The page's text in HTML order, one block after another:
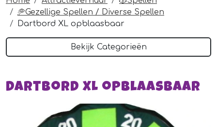
🥏Gezellige Spellen / Diverse Spellen
Dartbord XL opblaasbaar
Bekijk Categorieën
Dartbord XL opblaasbaar